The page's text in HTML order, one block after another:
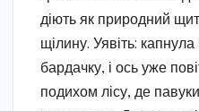
діють як природний
щілину. Уявіть:
бардачку, і ось уже
подихом лісу, де